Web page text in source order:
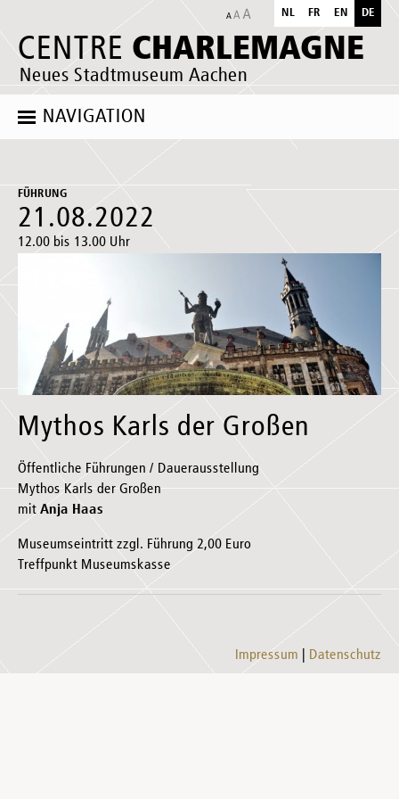
CENTRE CHARLEMAGNE
Neues Stadtmuseum Aachen
NL FR EN DE
NAVIGATION
FÜHRUNG
21.08.2022
12.00 bis 13.00 Uhr
Mythos Karls der Großen
Öffentliche Führungen / Dauerausstellung
Mythos Karls der Großen
mit Anja Haas
Museumseintritt zzgl. Führung 2,00 Euro
Treffpunkt Museumskasse
Impressum Datenschutz